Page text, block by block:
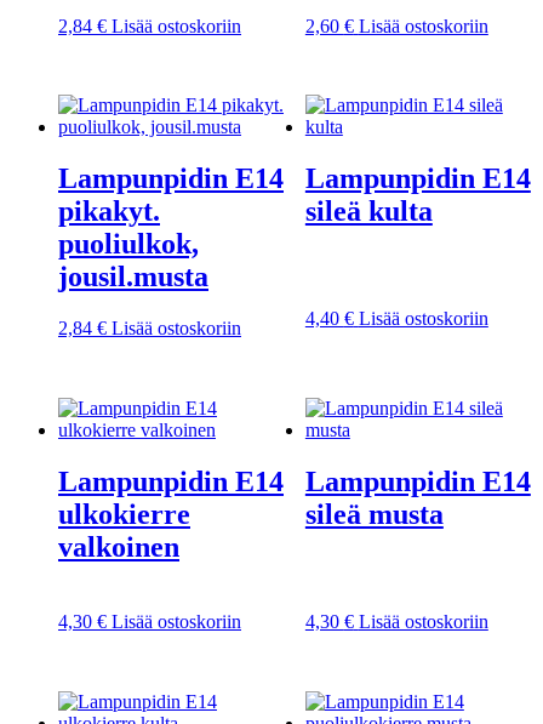
2,84 € Lisää ostoskoriin 2,60 € Lisää ostoskoriin
Lampunpidin E14
pikakyt.
puoliulkok,
jousil.musta
2,84 € Lisää ostoskoriin
Lampunpidin E14
sileä kulta
4,40 € Lisää ostoskoriin
Lampunpidin E14
ulkokierre
valkoinen
4,30 € Lisää ostoskoriin
Lampunpidin E14
sileä musta
4,30 € Lisää ostoskoriin